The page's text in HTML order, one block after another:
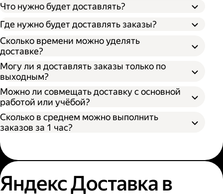
Через парк;
Через парк как самозанятый;
Как самозанятый;
Что нужно будет доставлять?
Где нужно будет доставлять заказы?
Сколько времени можно уделять
доставке?
Могу ли я доставлять заказы только по
выходным?
Можно ли совмещать доставку с основной
работой или учёбой?
Сколько в среднем можно выполнить
заказов за 1 час?
Яндекс Доставка в